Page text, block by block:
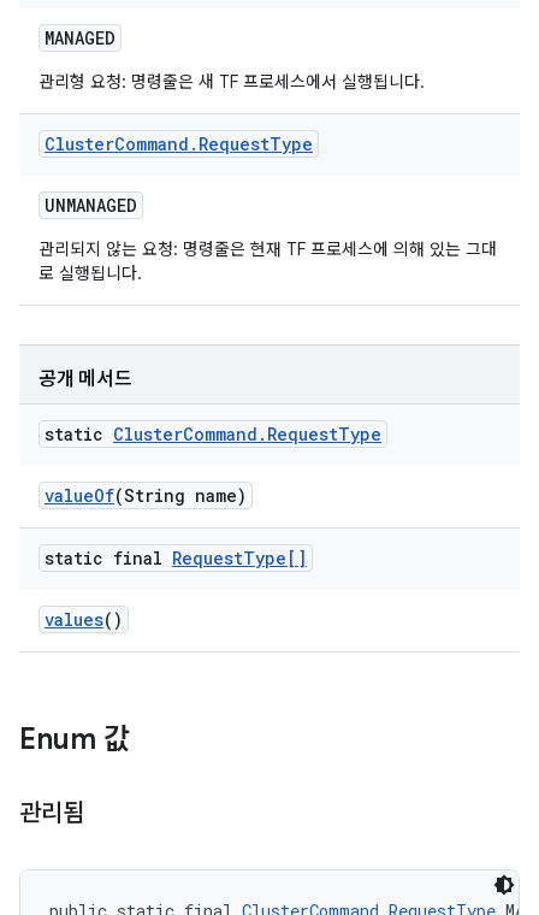
MANAGED
관리형 요청: 명령줄은 새 TF 프로세스에서 실행됩니다.
ClusterCommand . RequestType
UNMANAGED
관리되지 않는 요청: 명령줄은 현재 TF 프로세스에 의해 있는 그대
로 실행됩니다.
공개 메서드
static ClusterCommand . RequestType
valueOf(String name)
static final RequestType[]
values()
Enum 값
관리됨